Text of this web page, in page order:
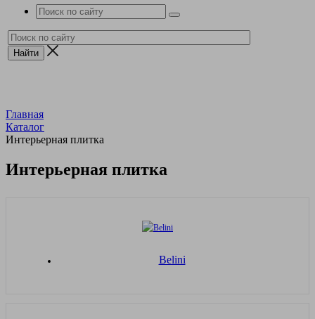
Главная
Каталог
Интерьерная плитка
Интерьерная плитка
Belini